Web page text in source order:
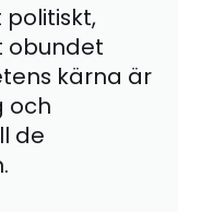
politiskt,
obundet
kärna är
och
de